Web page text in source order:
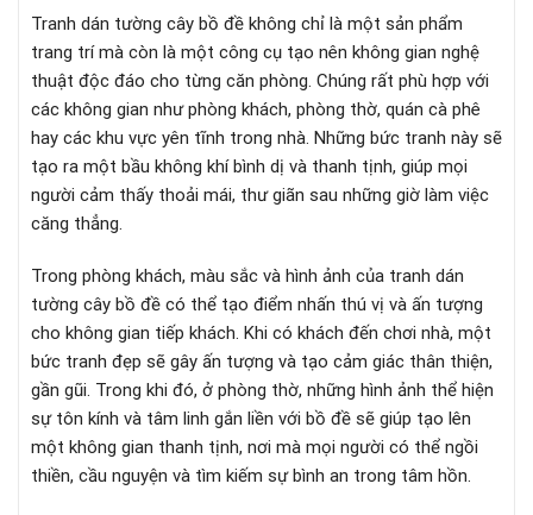
Tranh dán tường cây bồ đề không chỉ là một sản phẩm
trang trí mà còn là một công cụ tạo nên không gian nghệ
thuật độc đáo cho từng căn phòng. Chúng rất phù hợp với
các không gian như phòng khách, phòng thờ, quán cà phê
hay các khu vực yên tĩnh trong nhà. Những bức tranh này sẽ
tạo ra một bầu không khí bình dị và thanh tịnh, giúp mọi
người cảm thấy thoải mái, thư giãn sau những giờ làm việc
căng thẳng.
Trong phòng khách, màu sắc và hình ảnh của tranh dán
tường cây bồ đề có thể tạo điểm nhấn thú vị và ấn tượng
cho không gian tiếp khách. Khi có khách đến chơi nhà, một
bức tranh đẹp sẽ gây ấn tượng và tạo cảm giác thân thiện,
gần gũi. Trong khi đó, ở phòng thờ, những hình ảnh thể hiện
sự tôn kính và tâm linh gắn liền với bồ đề sẽ giúp tạo lên
một không gian thanh tịnh, nơi mà mọi người có thể ngồi
thiền, cầu nguyện và tìm kiếm sự bình an trong tâm hồn.